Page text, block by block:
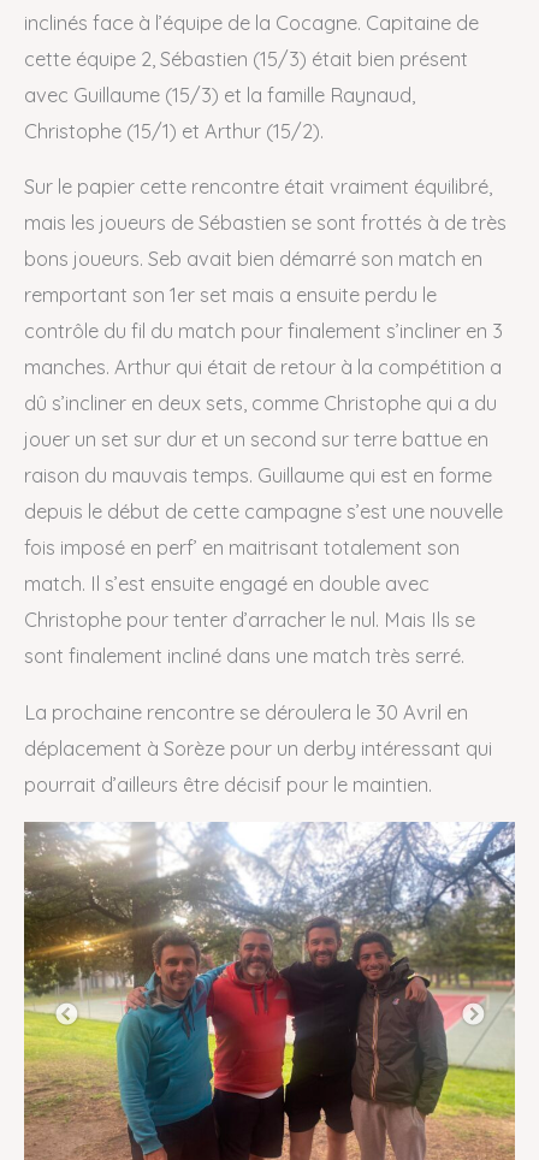
inclinés face à l’équipe de la Cocagne. Capitaine de
cette équipe 2, Sébastien (15/3) était bien présent
avec Guillaume (15/3) et la famille Raynaud,
Christophe (15/1) et Arthur (15/2).
Sur le papier cette rencontre était vraiment équilibré,
mais les joueurs de Sébastien se sont frottés à de très
bons joueurs. Seb avait bien démarré son match en
remportant son 1er set mais a ensuite perdu le
contrôle du fil du match pour finalement s’incliner en 3
manches. Arthur qui était de retour à la compétition a
dû s’incliner en deux sets, comme Christophe qui a du
jouer un set sur dur et un second sur terre battue en
raison du mauvais temps. Guillaume qui est en forme
depuis le début de cette campagne s’est une nouvelle
fois imposé en perf’ en maitrisant totalement son
match. Il s’est ensuite engagé en double avec
Christophe pour tenter d’arracher le nul. Mais Ils se
sont finalement incliné dans une match très serré.
La prochaine rencontre se déroulera le 30 Avril en
déplacement à Sorèze pour un derby intéressant qui
pourrait d’ailleurs être décisif pour le maintien.